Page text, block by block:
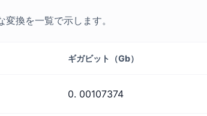
換を一覧で示します。
ギガビット（Gb）
0. 00107374